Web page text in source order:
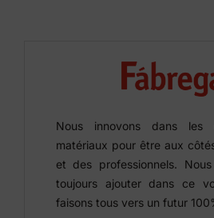
Nous innovons dans les
matériaux pour être aux
et des professionnels.
toujours ajouter dans ce
faisons tous vers un futur